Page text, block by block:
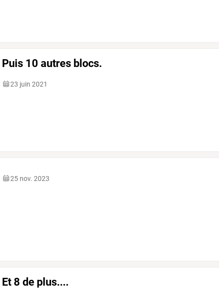
Puis 10 autres blocs.
23 juin 2021
25 nov. 2023
Et 8 de plus....